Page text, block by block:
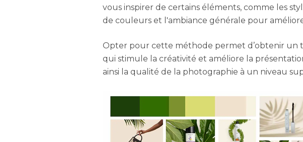
vous inspirer de certains éléments, comme les
de couleurs et l'ambiance générale pour
Opter pour cette méthode permet d’obtenir un
qui stimule la créativité et améliore la
ainsi la qualité de la photographie à un niveau